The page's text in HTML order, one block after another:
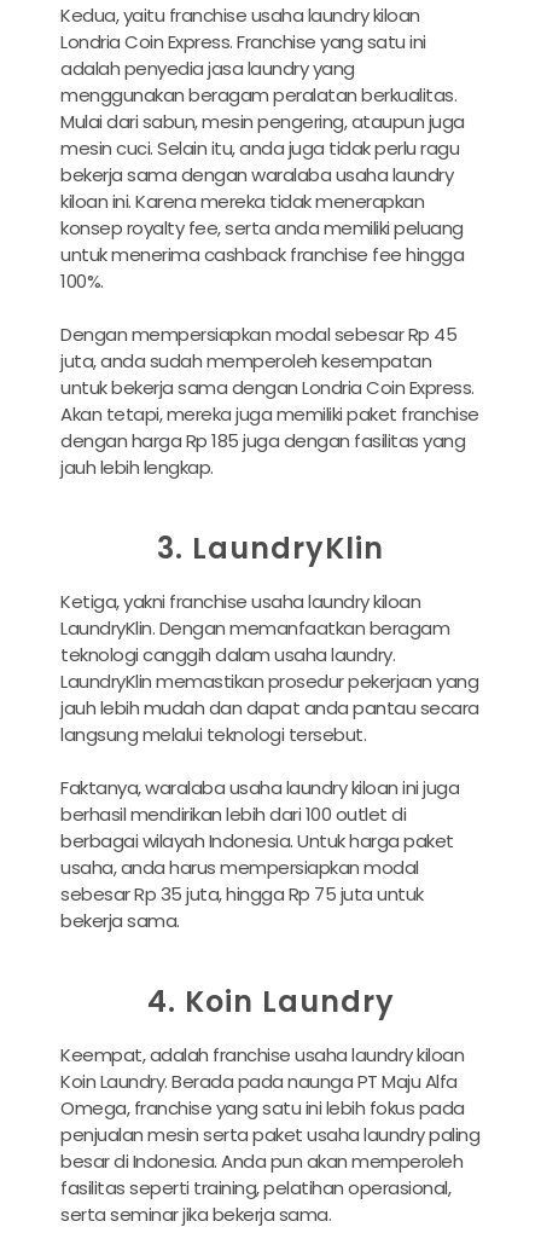
Kedua, yaitu franchise usaha laundry kiloan
Londria Coin Express. Franchise yang satu ini
adalah penyedia jasa laundry yang
menggunakan beragam peralatan berkualitas.
Mulai dari sabun, mesin pengering, ataupun juga
mesin cuci. Selain itu, anda juga tidak perlu ragu
bekerja sama dengan waralaba usaha laundry
kiloan ini. Karena mereka tidak menerapkan
konsep royalty fee, serta anda memiliki peluang
untuk menerima cashback franchise fee hingga
100%.
Dengan mempersiapkan modal sebesar Rp 45
juta, anda sudah memperoleh kesempatan
untuk bekerja sama dengan Londria Coin Express.
Akan tetapi, mereka juga memiliki paket franchise
dengan harga Rp 185 juga dengan fasilitas yang
jauh lebih lengkap.
3. LaundryKlin
Ketiga, yakni franchise usaha laundry kiloan
LaundryKlin. Dengan memanfaatkan beragam
teknologi canggih dalam usaha laundry.
LaundryKlin memastikan prosedur pekerjaan yang
jauh lebih mudah dan dapat anda pantau secara
langsung melalui teknologi tersebut.
Faktanya, waralaba usaha laundry kiloan ini juga
berhasil mendirikan lebih dari 100 outlet di
berbagai wilayah Indonesia. Untuk harga paket
usaha, anda harus mempersiapkan modal
sebesar Rp 35 juta, hingga Rp 75 juta untuk
bekerja sama.
4. Koin Laundry
Keempat, adalah franchise usaha laundry kiloan
Koin Laundry. Berada pada naunga PT Maju Alfa
Omega, franchise yang satu ini lebih fokus pada
penjualan mesin serta paket usaha laundry paling
besar di Indonesia. Anda pun akan memperoleh
fasilitas seperti training, pelatihan operasional,
serta seminar jika bekerja sama.